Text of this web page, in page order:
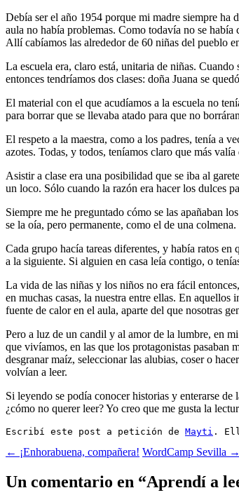
Debía ser el año 1954 porque mi madre siempre ha
aula no había problemas. Como todavía no se
Allí cabíamos las alrededor de 60 niñas del pueblo
La escuela era, claro está, unitaria de niñas.
entonces tendríamos dos clases: doña Juana se
El material con el que acudíamos a la escuela no
para borrar que se llevaba atado para que no
El respeto a la maestra, como a los padres, tenía a
azotes. Todas, y todos, teníamos claro que más
Asistir a clase era una posibilidad que se iba al
un loco. Sólo cuando la razón era hacer los dulces
Siempre me he preguntado cómo se las apañaban
se la oía, pero permanente, como el de una colmena.
Cada grupo hacía tareas diferentes, y había ratos en
a la siguiente. Si alguien en casa leía contigo, o
La vida de las niñas y los niños no era fácil
en muchas casas, la nuestra entre ellas. En
fuente de calor en el aula, aparte del que nosotras
Pero a luz de un candil y al amor de la lumbre, en
que vivíamos, en las que los protagonistas pasaban
desgranar maíz, seleccionar las alubias, coser o
volvían a leer.
Si leyendo se podía conocer historias y enterarse
¿cómo no querer leer? Yo creo que me gusta la
Escribí este post a petición de Mayti .
Navegación
de
entradas
← ¡Enhorabuena, compañera! WordCamp Sevilla →
Un comentario en “Aprendí a